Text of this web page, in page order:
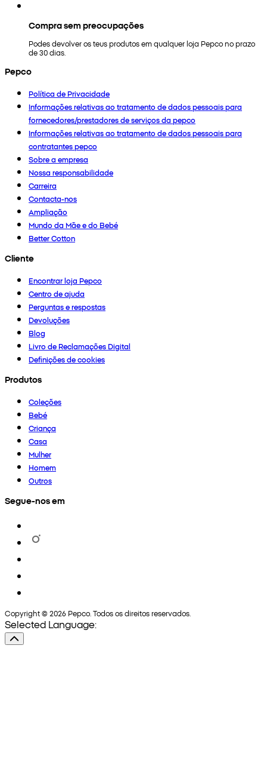
Compra sem preocupações
Podes devolver os teus produtos em qualquer loja Pepco no prazo
de 30 dias.
Pepco
Política de Privacidade
Informações relativas ao tratamento de dados pessoais para
fornecedores/prestadores de serviços da pepco
Informações relativas ao tratamento de dados pessoais para
contratantes pepco
Sobre a empresa
Nossa responsabilidade
Carreira
Contacta-nos
Ampliação
Mundo da Mãe e do Bebé
Better Cotton
Cliente
Encontrar loja Pepco
Centro de ajuda
Perguntas e respostas
Devoluções
Blog
Livro de Reclamações Digital
Definições de cookies
Produtos
Coleções
Bebé
Criança
Casa
Mulher
Homem
Outros
Segue-nos em
Copyright © 2026 Pepco. Todos os direitos reservados.
Selected Language: